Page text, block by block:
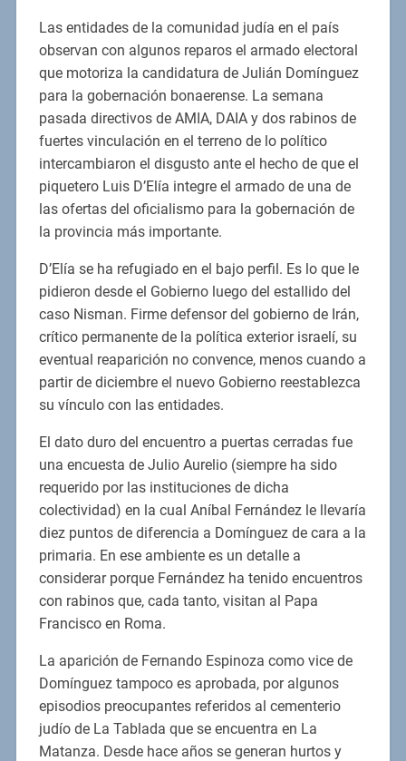
Las entidades de la comunidad judía en el país
observan con algunos reparos el armado electoral
que motoriza la candidatura de Julián Domínguez
para la gobernación bonaerense. La semana
pasada directivos de AMIA, DAIA y dos rabinos de
fuertes vinculación en el terreno de lo político
intercambiaron el disgusto ante el hecho de que el
piquetero Luis D’Elía integre el armado de una de
las ofertas del oficialismo para la gobernación de
la provincia más importante.
D’Elía se ha refugiado en el bajo perfil. Es lo que le
pidieron desde el Gobierno luego del estallido del
caso Nisman. Firme defensor del gobierno de Irán,
crítico permanente de la política exterior israelí, su
eventual reaparición no convence, menos cuando a
partir de diciembre el nuevo Gobierno reestablezca
su vínculo con las entidades.
El dato duro del encuentro a puertas cerradas fue
una encuesta de Julio Aurelio (siempre ha sido
requerido por las instituciones de dicha
colectividad) en la cual Aníbal Fernández le llevaría
diez puntos de diferencia a Domínguez de cara a la
primaria. En ese ambiente es un detalle a
considerar porque Fernández ha tenido encuentros
con rabinos que, cada tanto, visitan al Papa
Francisco en Roma.
La aparición de Fernando Espinoza como vice de
Domínguez tampoco es aprobada, por algunos
episodios preocupantes referidos al cementerio
judío de La Tablada que se encuentra en La
Matanza. Desde hace años se generan hurtos y